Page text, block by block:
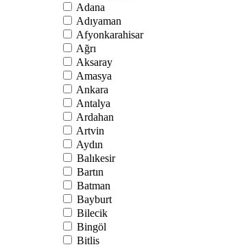
Adana
Adıyaman
Afyonkarahisar
Ağrı
Aksaray
Amasya
Ankara
Antalya
Ardahan
Artvin
Aydın
Balıkesir
Bartın
Batman
Bayburt
Bilecik
Bingöl
Bitlis